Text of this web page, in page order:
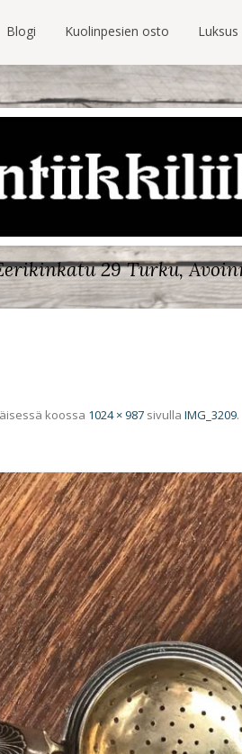
Blogi Kuolinpesien osto Luksus
29 Turku,
koossa 1024 × 987 sivulla IMG_3209.